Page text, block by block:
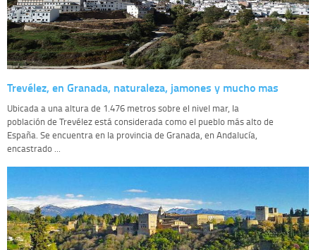
Trevélez, en Granada, naturaleza, jamones y mucho mas
Ubicada a una altura de 1.476 metros sobre el nivel mar, la
población de Trevélez está considerada como el pueblo más alto de
España. Se encuentra en la provincia de Granada, en Andalucía,
encastrado ...